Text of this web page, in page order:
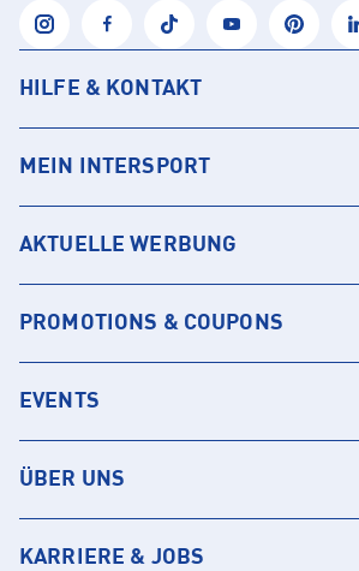
HILFE & KONTAKT
MEIN INTERSPORT
AKTUELLE WERBUNG
PROMOTIONS & COUPONS
EVENTS
ÜBER UNS
KARRIERE & JOBS